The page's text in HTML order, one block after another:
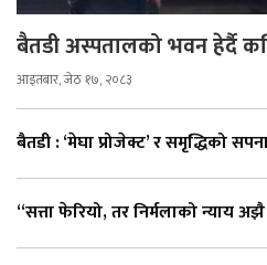
बैतडी अस्पतालको भवन हेर्दै
आइतबार, जेठ १७, २०८३
बैतडी : ‘मेघा प्रोजेक्ट’ र समृद्धिको
“सत्ता फेरियो, तर निर्मलाको न्याय